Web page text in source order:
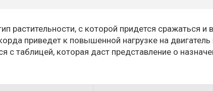
растительности, с которой придется сражаться
приведет к повышенной нагрузке на двигатель
с таблицей, которая даст представление о